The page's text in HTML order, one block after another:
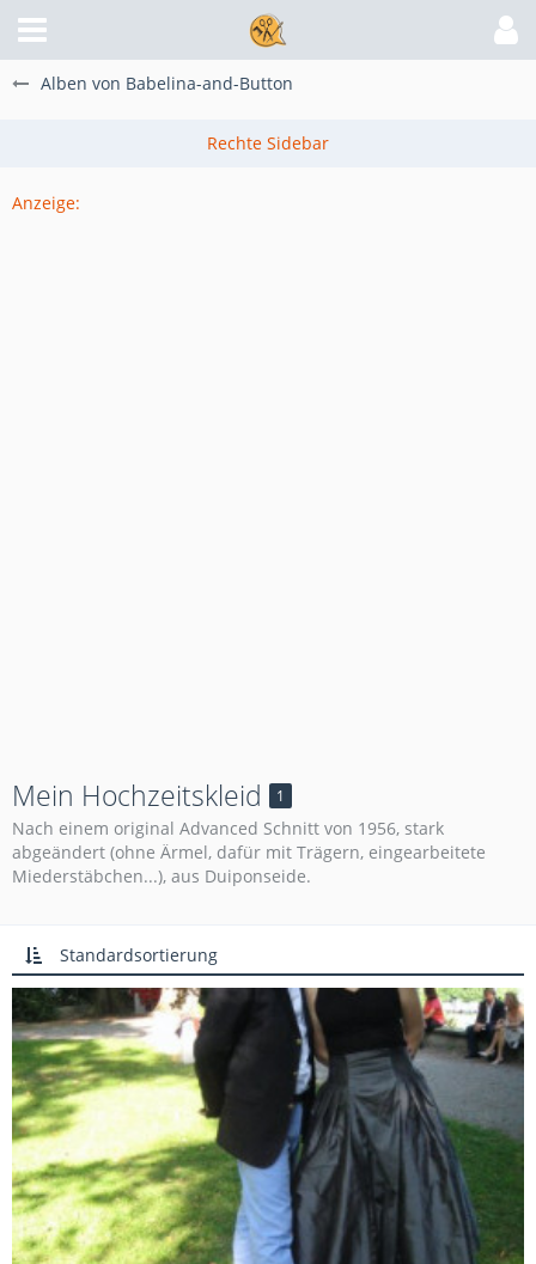
Alben von Babelina-and-Button
Anzeige:
Mein Hochzeitskleid 1
Nach einem original Advanced Schnitt von 1956, stark
abgeändert (ohne Ärmel, dafür mit Trägern, eingearbeitete
Miederstäbchen...), aus Duiponseide.
Standardsortierung